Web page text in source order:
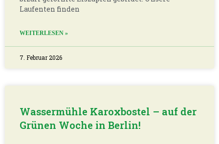
Laufenten finden
WEITERLESEN »
7. Februar 2026
Wassermühle Karoxbostel – auf der
Grünen Woche in Berlin!